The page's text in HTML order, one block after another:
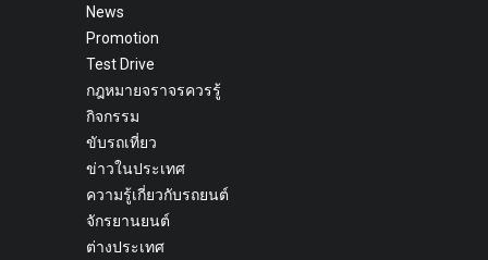
News
Promotion
Test Drive
กฎหมายจราจรควรรู้
กิจกรรม
ขับรถเที่ยว
ข่าวในประเทศ
ความรู้เกี่ยวกับรถยนต์
จักรยานยนต์
ต่างประเทศ